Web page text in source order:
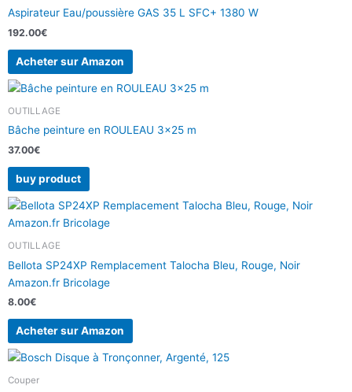
Aspirateur Eau/poussière GAS 35 L SFC+ 1380 W
192.00€
Acheter sur Amazon
OUTILLAGE
Bâche peinture en ROULEAU 3×25 m
37.00€
buy product
OUTILLAGE
Bellota SP24XP Remplacement Talocha Bleu, Rouge, Noir
Amazon.fr Bricolage
8.00€
Acheter sur Amazon
Couper